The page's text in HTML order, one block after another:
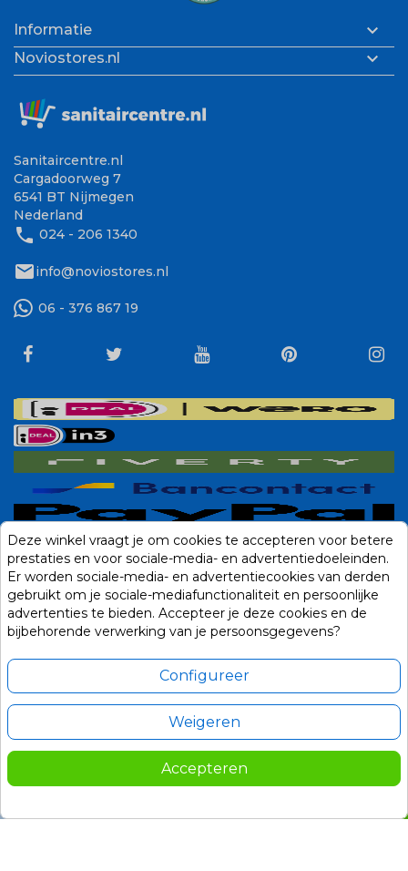
Informatie 
Noviostores.nl 
Sanitaircentre.nl
Cargadoorweg 7
6541 BT Nijmegen
Nederland
phone 024 - 206 1340
mailinfo@noviostores.nl
06 - 376 867 19
Deze winkel vraagt je om cookies te accepteren voor betere
prestaties en voor sociale-media- en advertentiedoeleinden.
Er worden sociale-media- en advertentiecookies van derden
gebruikt om je sociale-mediafunctionaliteit en persoonlijke
advertenties te bieden. Accepteer je deze cookies en de
bijbehorende verwerking van je persoonsgegevens?
Configureer
Weigeren
Accepteren